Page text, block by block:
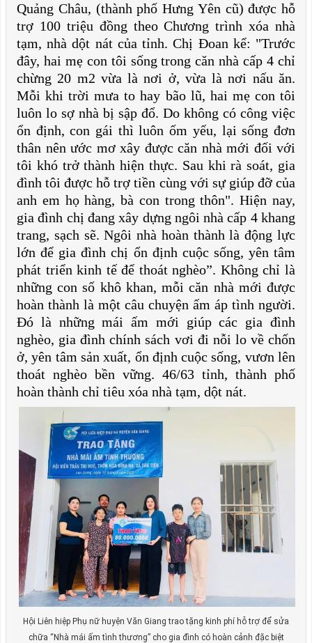
Quảng Châu, (thành phố Hưng Yên cũ) được hỗ
trợ 100 triệu đồng theo Chương trình xóa nhà
tạm, nhà dột nát của tỉnh. Chị Đoan kể: "Trước
đây, hai mẹ con tôi sống trong căn nhà cấp 4 chỉ
chừng 20 m2 vừa là nơi ở, vừa là nơi nấu ăn.
Mỗi khi trời mưa to hay bão lũ, hai mẹ con tôi
luôn lo sợ nhà bị sập đổ. Do không có công việc
ổn định, con gái thì luôn ốm yếu, lại sống đơn
thân nên ước mơ xây được căn nhà mới đối với
tôi khó trở thành hiện thực. Sau khi rà soát, gia
đình tôi được hỗ trợ tiền cùng với sự giúp đỡ của
anh em họ hàng, bà con trong thôn". Hiện nay,
gia đình chị đang xây dựng ngôi nhà cấp 4 khang
trang, sạch sẽ. Ngôi nhà hoàn thành là động lực
lớn để gia đình chị ổn định cuộc sống, yên tâm
phát triển kinh tế để thoát nghèo”. Không chỉ là
những con số khô khan, mỗi căn nhà mới được
hoàn thành là một câu chuyện ấm áp tình người.
Đó là những mái ấm mới giúp các gia đình
nghèo, gia đình chính sách vơi đi nỗi lo về chốn
ở, yên tâm sản xuất, ổn định cuộc sống, vươn lên
thoát nghèo bền vững. 46/63 tỉnh, thành phố
hoàn thành chỉ tiêu xóa nhà tạm, dột nát.
Hội Liên hiệp Phụ nữ huyện Văn Giang trao tặng kinh phí hỗ trợ để sửa
chữa “Nhà mái ấm tình thương” cho gia đình có hoàn cảnh đặc biệt